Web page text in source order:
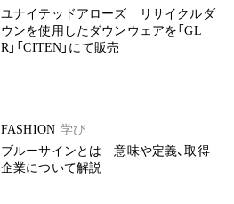
ユナイテッドアローズ リサイクルダ
ウンを使用したダウンウェアを「GL
R」「CITEN」にて販売
FASHION 学び
ブルーサインとは 意味や定義、取得
企業について解説